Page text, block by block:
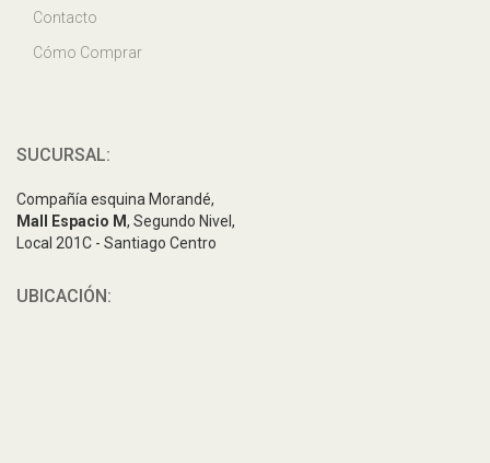
Contacto
Cómo Comprar
SUCURSAL:
Compañía esquina Morandé,
Mall Espacio M, Segundo Nivel,
Local 201C - Santiago Centro
UBICACIÓN: